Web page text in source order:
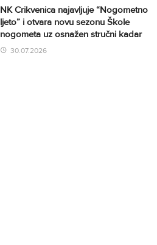
NK Crikvenica najavljuje “Nogometno
ljeto” i otvara novu sezonu Škole
nogometa uz osnažen stručni kadar
30.07.2026